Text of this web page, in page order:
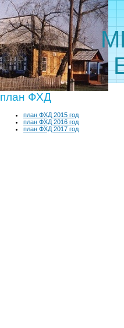
МБОУ
план ФХД
план ФХД 2015 год
план ФХД 2016 год
план ФХД 2017 год